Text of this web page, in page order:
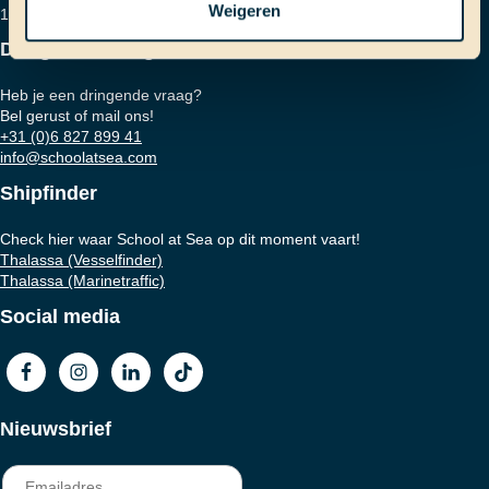
Weigeren
1001 RD Amsterdam
Dringende vraag?
Heb je een dringende vraag?
Bel gerust of mail ons!
+31 (0)6 827 899 41
info@schoolatsea.com
Shipfinder
Check hier waar School at Sea op dit moment vaart!
Thalassa (Vesselfinder)
Thalassa (Marinetraffic)
Social media
Nieuwsbrief